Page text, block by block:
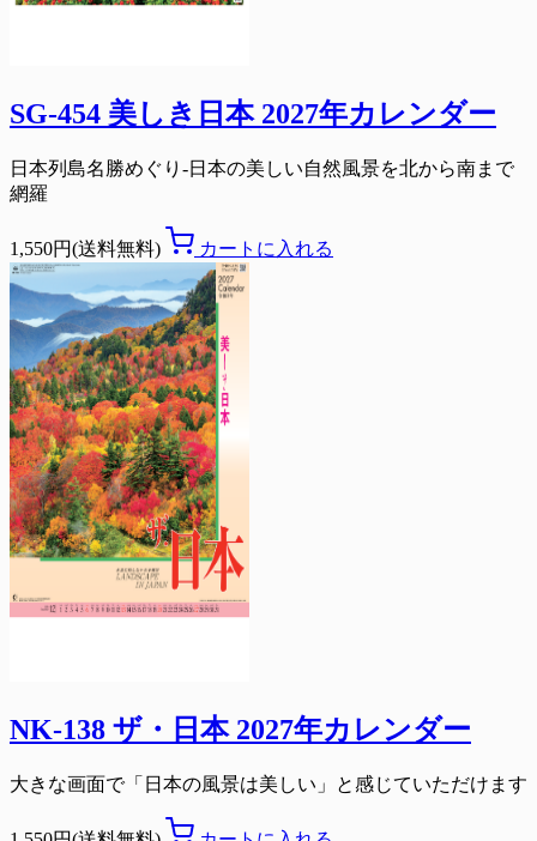
SG-454 美しき日本 2027年カレンダー
日本列島名勝めぐり-日本の美しい自然風景を北から南まで
網羅
1,550円(送料無料) カートに入れる
NK-138 ザ・日本 2027年カレンダー
大きな画面で「日本の風景は美しい」と感じていただけます